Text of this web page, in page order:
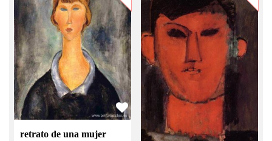
retrato de una mujer